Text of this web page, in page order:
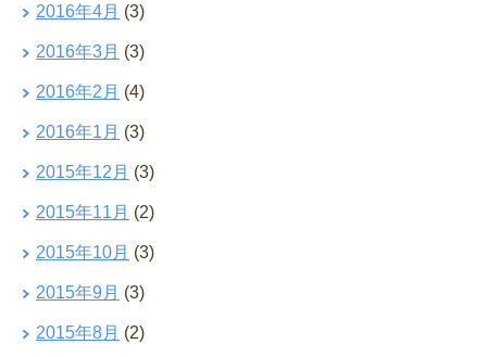
2016年4月 (3)
2016年3月 (3)
2016年2月 (4)
2016年1月 (3)
2015年12月 (3)
2015年11月 (2)
2015年10月 (3)
2015年9月 (3)
2015年8月 (2)